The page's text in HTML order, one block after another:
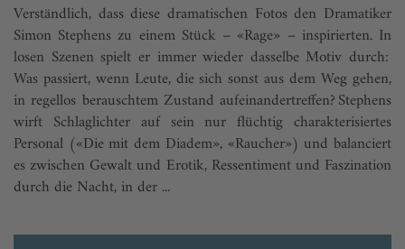
Verständlich, dass diese dramatischen Fotos den Dramatiker
Simon Stephens zu einem Stück – «Rage» – inspirierten. In
losen Szenen spielt er immer wieder dasselbe Motiv durch:
Was passiert, wenn Leute, die sich sonst aus dem Weg gehen,
in regellos berauschtem Zustand aufein­andertreffen? Stephens
wirft Schlaglichter auf sein nur flüchtig charakterisiertes
Personal («Die mit dem Diadem», «Raucher») und balanciert
es zwischen Gewalt und Erotik, Ressentiment und Faszination
durch die Nacht, in der ...